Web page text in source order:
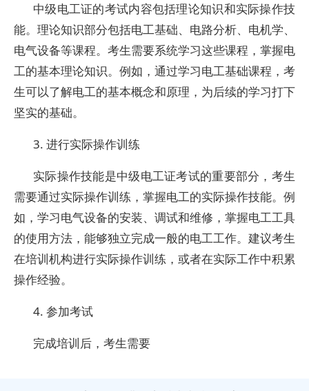
中级电工证的考试内容包括理论知识和实际操作技
能。理论知识部分包括电工基础、电路分析、电机学、
电气设备等课程。考生需要系统学习这些课程，掌握电
工的基本理论知识。例如，通过学习电工基础课程，考
生可以了解电工的基本概念和原理，为后续的学习打下
坚实的基础。
3. 进行实际操作训练
实际操作技能是中级电工证考试的重要部分，考生
需要通过实际操作训练，掌握电工的实际操作技能。例
如，学习电气设备的安装、调试和维修，掌握电工工具
的使用方法，能够独立完成一般的电工工作。建议考生
在培训机构进行实际操作训练，或者在实际工作中积累
操作经验。
4. 参加考试
完成培训后，考生需要